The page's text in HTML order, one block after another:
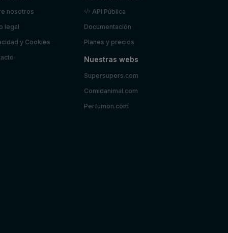
nosotros
legal
y Cookies
API Pública
Documentación
Planes y precios
Nuestras webs
Supersupers.com
Comidanimal.com
Perfumon.com